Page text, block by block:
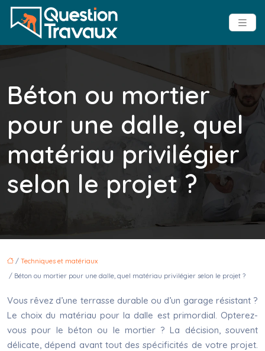
Béton ou mortier
pour une dalle, quel
matériau privilégier
selon le projet ?
/ Techniques et matériaux
/ Béton ou mortier pour une dalle, quel matériau privilégier selon le projet ?
Vous rêvez d’une terrasse durable ou d’un garage résistant ?
Le choix du matériau pour la dalle est primordial. Opterez-
vous pour le béton ou le mortier ? La décision, souvent
délicate, dépend avant tout des spécificités de votre projet.